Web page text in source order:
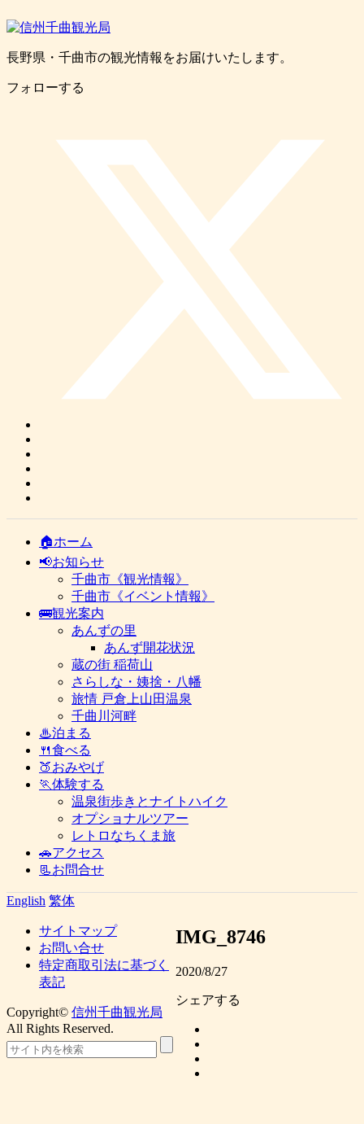
長野県・千曲市の観光情報をお届けいたします。
フォローする
🏠ホーム
📢お知らせ
千曲市《観光情報》
千曲市《イベント情報》
🚌観光案内
あんずの里
あんず開花状況
蔵の街 稲荷山
さらしな・姨捨・八幡
旅情 戸倉上山田温泉
千曲川河畔
♨泊まる
🍴食べる
🍑おみやげ
🏃体験する
温泉街歩きとナイトハイク
オプショナルツアー
レトロなちくま旅
🚗アクセス
📃お問合せ
English 繁体
IMG_8746
2020/8/27
シェアする
サイトマップ
お問い合せ
特定商取引法に基づく
表記
Copyright© 信州千曲観光局
All Rights Reserved.